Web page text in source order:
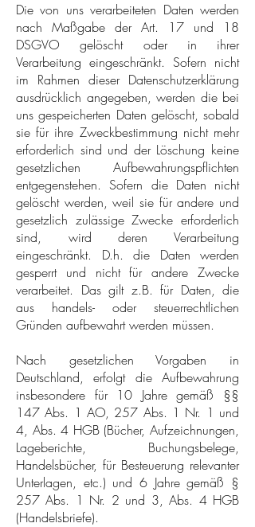
Die von uns verarbeiteten Daten werden
nach Maßgabe der Art. 17 und 18
DSGVO gelöscht oder in ihrer
Verarbeitung eingeschränkt. Sofern nicht
im Rahmen dieser Datenschutzerklärung
ausdrücklich angegeben, werden die bei
uns gespeicherten Daten gelöscht, sobald
sie für ihre Zweckbestimmung nicht mehr
erforderlich sind und der Löschung keine
gesetzlichen Aufbewahrungspflichten
entgegenstehen. Sofern die Daten nicht
gelöscht werden, weil sie für andere und
gesetzlich zulässige Zwecke erforderlich
sind, wird deren Verarbeitung
eingeschränkt. D.h. die Daten werden
gesperrt und nicht für andere Zwecke
verarbeitet. Das gilt z.B. für Daten, die
aus handels- oder steuerrechtlichen
Gründen aufbewahrt werden müssen.
Nach gesetzlichen Vorgaben in
Deutschland, erfolgt die Aufbewahrung
insbesondere für 10 Jahre gemäß §§
147 Abs. 1 AO, 257 Abs. 1 Nr. 1 und
4, Abs. 4 HGB (Bücher, Aufzeichnungen,
Lageberichte, Buchungsbelege,
Handelsbücher, für Besteuerung relevanter
Unterlagen, etc.) und 6 Jahre gemäß §
257 Abs. 1 Nr. 2 und 3, Abs. 4 HGB
(Handelsbriefe).